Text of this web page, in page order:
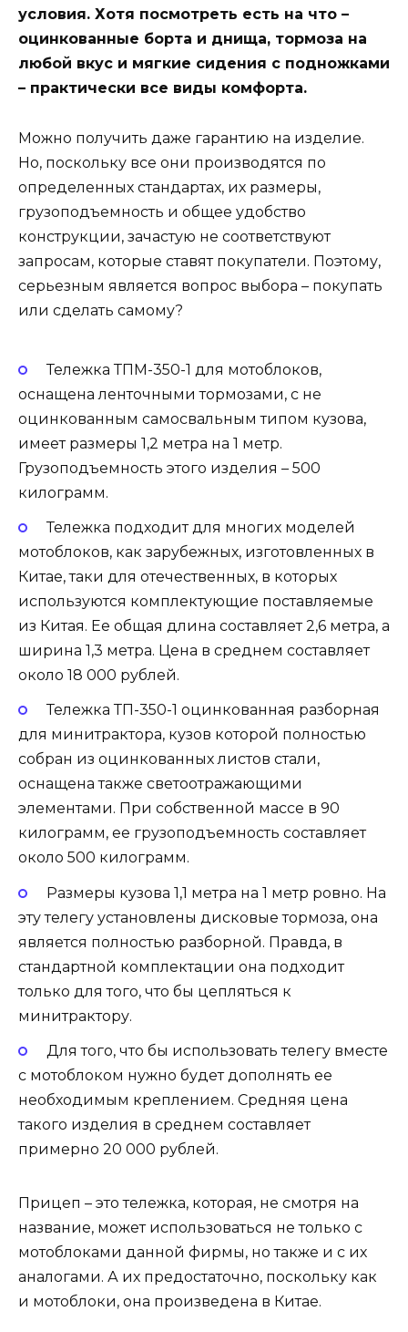
условия. Хотя посмотреть есть на что –
оцинкованные борта и днища, тормоза на
любой вкус и мягкие сидения с подножками
– практически все виды комфорта.
Можно получить даже гарантию на изделие.
Но, поскольку все они производятся по
определенных стандартах, их размеры,
грузоподъемность и общее удобство
конструкции, зачастую не соответствуют
запросам, которые ставят покупатели. Поэтому,
серьезным является вопрос выбора – покупать
или сделать самому?
ТележкаТПМ-350-1 для мотоблоков,
оснащена ленточными тормозами, с не
оцинкованным самосвальным типом кузова,
имеет размеры 1,2 метра на 1 метр.
Грузоподъемность этого изделия – 500
килограмм.
Тележка подходит для многих моделей
мотоблоков, как зарубежных, изготовленных в
Китае, таки для отечественных, в которых
используются комплектующие поставляемые
из Китая. Ее общая длина составляет 2,6 метра, а
ширина 1,3 метра. Цена в среднем составляет
около 18 000 рублей.
ТележкаТП-350-1 оцинкованная разборная
для минитрактора, кузов которой полностью
собран из оцинкованных листов стали,
оснащена также светоотражающими
элементами. При собственной массе в 90
килограмм, ее грузоподъемность составляет
около 500 килограмм.
Размеры кузова 1,1 метра на 1 метр ровно. На
эту телегу установлены дисковые тормоза, она
является полностью разборной. Правда, в
стандартной комплектации она подходит
только для того, что бы цепляться к
минитрактору.
Для того, что бы использовать телегу вместе
с мотоблоком нужно будет дополнять ее
необходимым креплением. Средняя цена
такого изделия в среднем составляет
примерно 20 000 рублей.
Прицеп – это тележка, которая, не смотря на
название, может использоваться не только с
мотоблоками данной фирмы, но также и с их
аналогами. А их предостаточно, поскольку как
и мотоблоки, она произведена в Китае.